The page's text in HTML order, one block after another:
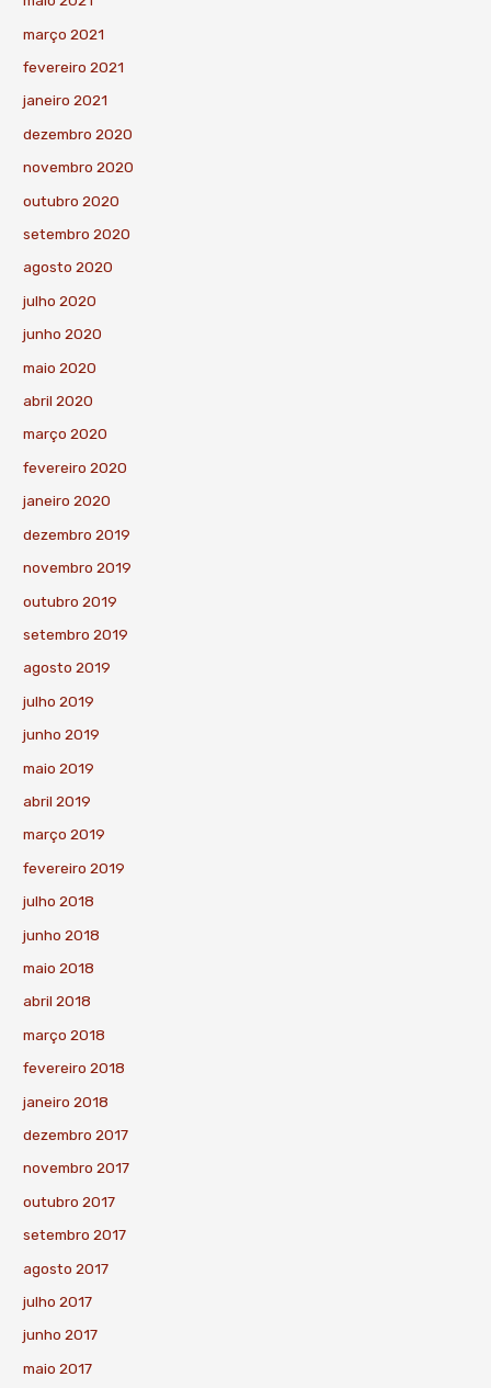
março 2021
fevereiro 2021
janeiro 2021
dezembro 2020
novembro 2020
outubro 2020
setembro 2020
agosto 2020
julho 2020
junho 2020
maio 2020
abril 2020
março 2020
fevereiro 2020
janeiro 2020
dezembro 2019
novembro 2019
outubro 2019
setembro 2019
agosto 2019
julho 2019
junho 2019
maio 2019
abril 2019
março 2019
fevereiro 2019
julho 2018
junho 2018
maio 2018
abril 2018
março 2018
fevereiro 2018
janeiro 2018
dezembro 2017
novembro 2017
outubro 2017
setembro 2017
agosto 2017
julho 2017
junho 2017
maio 2017